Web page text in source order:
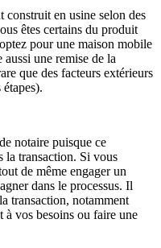
construit en usine selon des
êtes certains du produit
pour une maison mobile
une remise de la
que des facteurs extérieurs
notaire puisque ce
la transaction. Si vous
de même engager un
dans le processus. Il
transaction, notamment
vos besoins ou faire une